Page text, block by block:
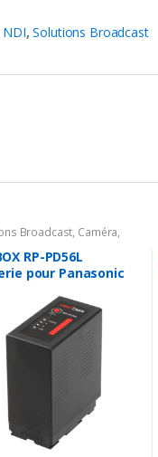
NDI,Solutions Broadcast
Broadcast, Caméra,
Caméra Batterie &
RP-PD56L
pour Panasonic